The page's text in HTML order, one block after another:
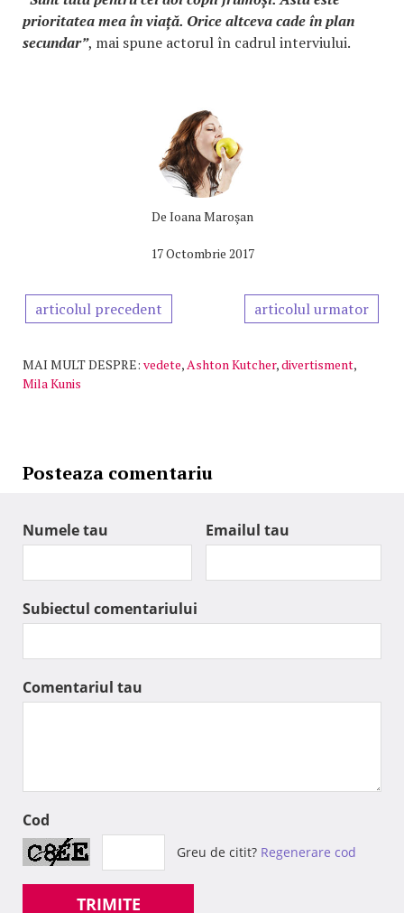
prioritatea mea în viață. Orice altceva cade în plan
secundar”, mai spune actorul în cadrul interviului.
De Ioana Maroşan
17 Octombrie 2017
articolul precedent articolul urmator
MAI MULT DESPRE: vedete, Ashton Kutcher,divertisment,
Mila Kunis
Posteaza comentariu
Numele tau Emailul tau
Subiectul comentariului
Comentariul tau
Cod
Greu de citit? Regenerare cod
TRIMITE